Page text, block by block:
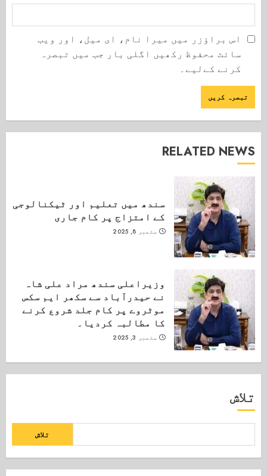
اس براؤزر میں میرا نام، ای میل، اور ویب
سائٹ محفوظ رکھیں اگلی بار جب میں تبصرہ
کرنے کےلیے۔
RELATED NEWS
سندھ میں تعلیم اور ٹیکنالوجی
کے امتزاج پر کام جاری
ستمبر 8, 2025
وزیراعلی سندھ مراد علی شاہ
نے حیدرآباد سے سکھر ایم سکس
موٹروے پر کام جلد شروع کرنے
کا مطالبہ کردیا۔
ستمبر 3, 2025
تلاش
تلاش